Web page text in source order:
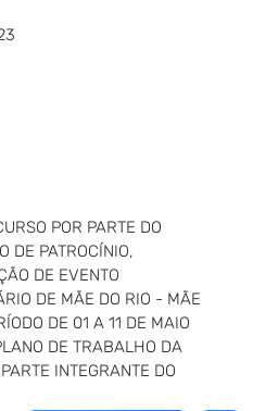
POR PARTE DO
DE PATROCÍNIO,
DE EVENTO
DE MÃE DO RIO - MÃE
DE 01 A 11 DE MAIO
DE TRABALHO DA
INTEGRANTE DO